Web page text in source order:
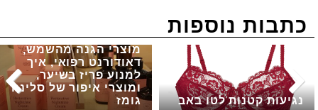
כתבות נוספות
מוצרי הגנה מהשמש,
דאודורנט רפואי, איך
למנוע פריז בשיער,
ומוצרי איפור של סלינה
גומז
נגיעות קטנות לטו באב